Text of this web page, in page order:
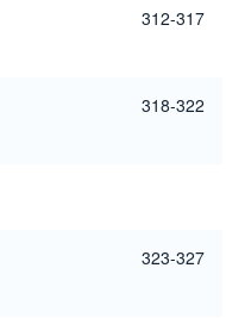
312-317
318-322
323-327